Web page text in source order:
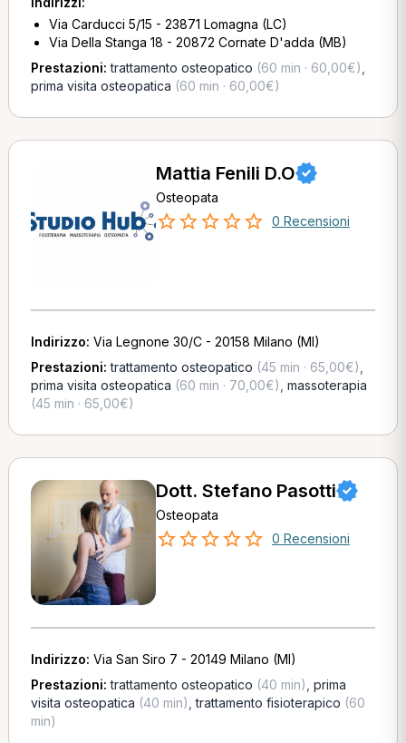
Via Carducci 5/15 - 23871 Lomagna (LC)
Via Della Stanga 18 - 20872 Cornate D'adda (MB)
Prestazioni:trattamento osteopatico (60 min · 60,00€)
prima visita osteopatica (60 min · 60,00€)
Mattia Fenili D.O
Osteopata
0 Recensioni
Indirizzo: Via Legnone 30/C - 20158 Milano (MI)
Prestazioni:trattamento osteopatico (45 min · 65,00€)
prima visita osteopatica (60 min · 70,00€) massoterapia
(45 min · 65,00€)
Dott. Stefano Pasotti
Osteopata
0 Recensioni
Indirizzo: Via San Siro 7 - 20149 Milano (MI)
Prestazioni:trattamento osteopatico (40 min) prima
visita osteopatica (40 min) ,trattamento fisioterapico (60
min)